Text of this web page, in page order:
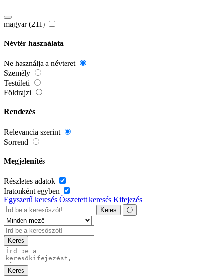
magyar (211)
Névtér használata
Ne használja a névteret
Személy
Testületi
Földrajzi
Rendezés
Relevancia szerint
Sorrend
Megjelenítés
Részletes adatok
Iratonként egyben
Egyszerű keresés Összetett keresés Kifejezés
Keres ⓘ
Keres
Keres